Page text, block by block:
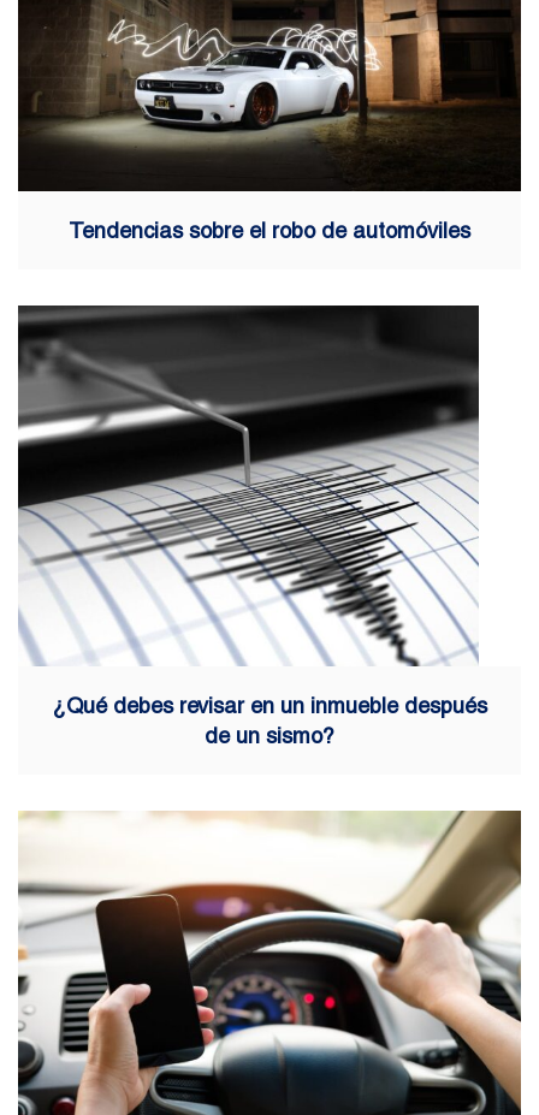
Tendencias sobre el robo de automóviles
¿Qué debes revisar en un inmueble después
de un sismo?